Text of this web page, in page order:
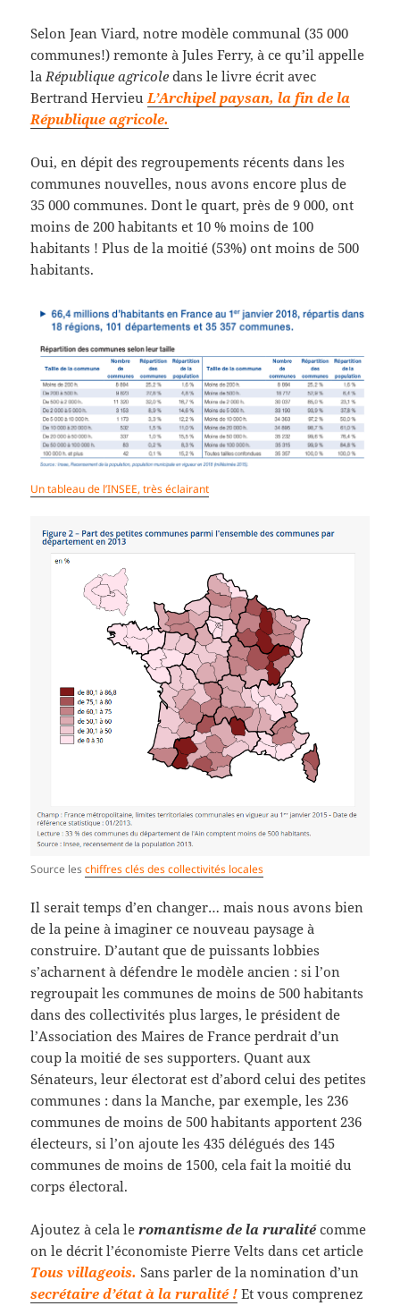
Selon Jean Viard, notre modèle communal (35 000
communes!) remonte à Jules Ferry, à ce qu’il appelle
la République agricole dans le livre écrit avec
Bertrand Hervieu L’Archipel paysan, la fin de la
République agricole.
Oui, en dépit des regroupements récents dans les
communes nouvelles, nous avons encore plus de
35 000 communes. Dont le quart, près de 9 000, ont
moins de 200 habitants et 10 % moins de 100
habitants ! Plus de la moitié (53%) ont moins de 500
habitants.
Un tableau de l’INSEE, très éclairant
Source leschiffres clés des collectivités locales
Il serait temps d’en changer… mais nous avons bien
de la peine à imaginer ce nouveau paysage à
construire. D’autant que de puissants lobbies
s’acharnent à défendre le modèle ancien : si l’on
regroupait les communes de moins de 500 habitants
dans des collectivités plus larges, le président de
l’Association des Maires de France perdrait d’un
coup la moitié de ses supporters. Quant aux
Sénateurs, leur électorat est d’abord celui des petites
communes : dans la Manche, par exemple, les 236
communes de moins de 500 habitants apportent 236
électeurs, si l’on ajoute les 435 délégués des 145
communes de moins de 1500, cela fait la moitié du
corps électoral.
Ajoutez à cela leromantisme de la ruralitécomme
on le décrit l’économiste Pierre Velts dans cet article
Tous villageois. Sans parler de la nomination d’un
secrétaire d’état à la ruralité ! Et vous comprenez